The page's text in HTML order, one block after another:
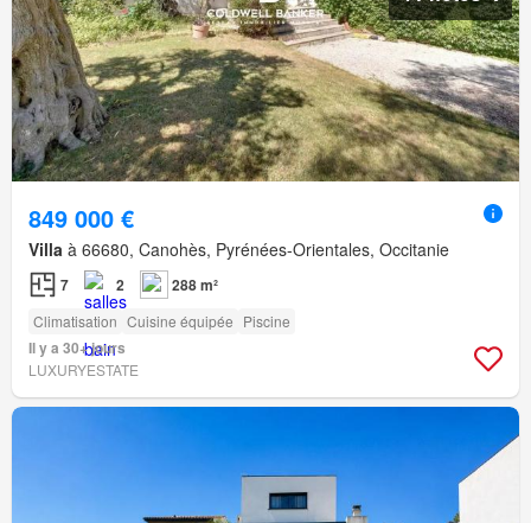
849 000 €
Villa à 66680, Canohès, Pyrénées-Orientales, Occitanie
7 2 288 m²
Climatisation Cuisine équipée Piscine
Il y a 30+ jours
LUXURYESTATE